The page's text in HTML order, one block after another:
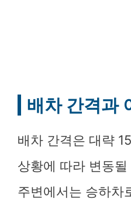
배차 간격과
배차 간격은 대략
상황에 따라 변동
주변에서는 승하차